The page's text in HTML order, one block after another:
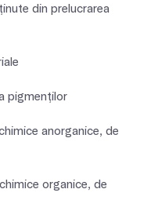
din prelucrarea
pigmenţilor
anorganice, de
organice, de